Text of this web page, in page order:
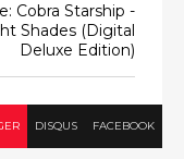
Cobra Starship -
Shades (Digital
Deluxe Edition)
DISQUS FACEBOOK